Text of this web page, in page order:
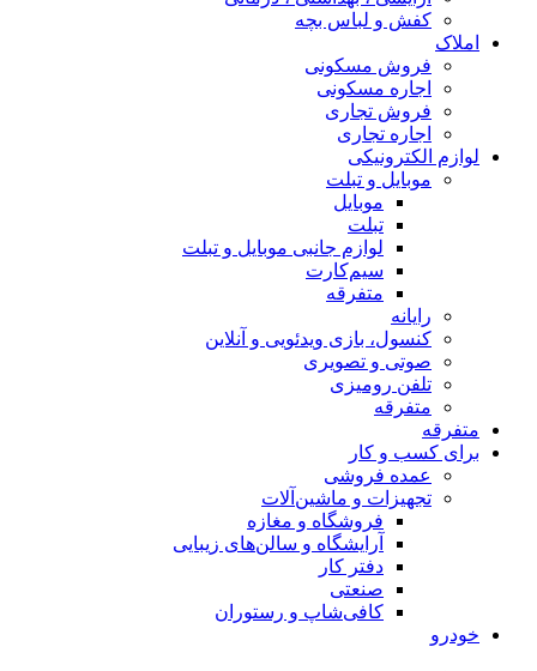
کفش و لباس بچه
املاک
فروش مسکونی
اجاره مسکونی
فروش تجاری
اجاره تجاری
لوازم الکترونیکی
موبایل و تبلت
موبایل
تبلت
لوازم جانبی موبایل و تبلت
سیم‌کارت
متفرقه
رایانه
کنسول، بازی‌ ویدئویی و آنلاین
صوتی و تصویری
تلفن رومیزی
متفرقه
متفرقه
برای کسب و کار
عمده فروشی
تجهیزات و ماشین‌آلات
فروشگاه و مغازه
آرایشگاه و سالن‌های زیبایی
دفتر کار
صنعتی
کافی‌شاپ و رستوران
خودرو